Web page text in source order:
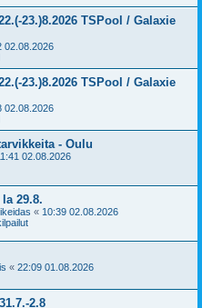
23.)8.2026 TSPool / Galaxie
02.08.2026
23.)8.2026 TSPool / Galaxie
02.08.2026
- Oulu
02.08.2026
29.8.
« 10:39 02.08.2026
« 22:09 01.08.2026
2.8